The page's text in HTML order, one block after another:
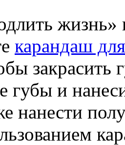
жизнь»
карандаш
закрасить
губы и
нанести